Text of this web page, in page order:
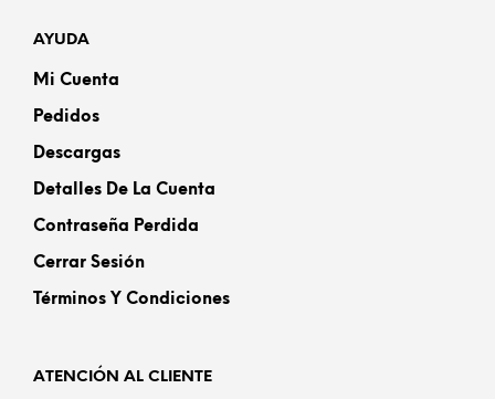
AYUDA
Mi Cuenta
Pedidos
Descargas
Detalles De La Cuenta
Contraseña Perdida
Cerrar Sesión
Términos Y Condiciones
ATENCIÓN AL CLIENTE